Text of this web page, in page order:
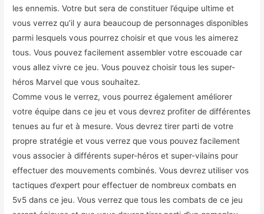
les ennemis. Votre but sera de constituer l’équipe ultime et
vous verrez qu’il y aura beaucoup de personnages disponibles
parmi lesquels vous pourrez choisir et que vous les aimerez
tous. Vous pouvez facilement assembler votre escouade car
vous allez vivre ce jeu. Vous pouvez choisir tous les super-
héros Marvel que vous souhaitez.
Comme vous le verrez, vous pourrez également améliorer
votre équipe dans ce jeu et vous devrez profiter de différentes
tenues au fur et à mesure. Vous devrez tirer parti de votre
propre stratégie et vous verrez que vous pouvez facilement
vous associer à différents super-héros et super-vilains pour
effectuer des mouvements combinés. Vous devrez utiliser vos
tactiques d’expert pour effectuer de nombreux combats en
5v5 dans ce jeu. Vous verrez que tous les combats de ce jeu